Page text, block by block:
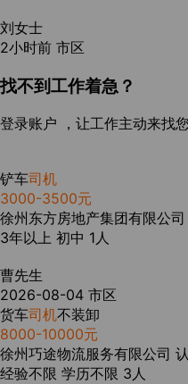
刘女士
2小时前 市区
找不到工作着急？
登录账户 ，让工作主动来找您
铲车司机
3000-3500元
徐州东方房地产集团有限公司
3年以上 初中 1人
曹先生
2026-08-04 市区
货车司机不装卸
8000-10000元
徐州巧途物流服务有限公司
经验不限 学历不限 3人